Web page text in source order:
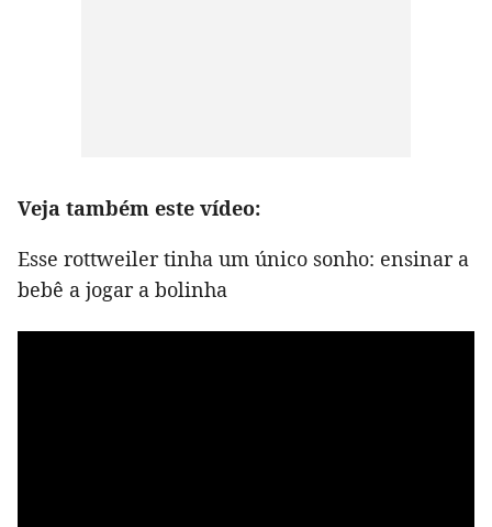
Veja também este vídeo:
Esse rottweiler tinha um único sonho: ensinar a
bebê a jogar a bolinha